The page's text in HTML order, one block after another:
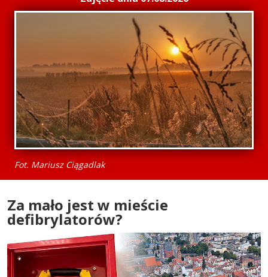
Fot. Mariusz Ciągadlak
Za mało jest w mieście
defibrylatorów?